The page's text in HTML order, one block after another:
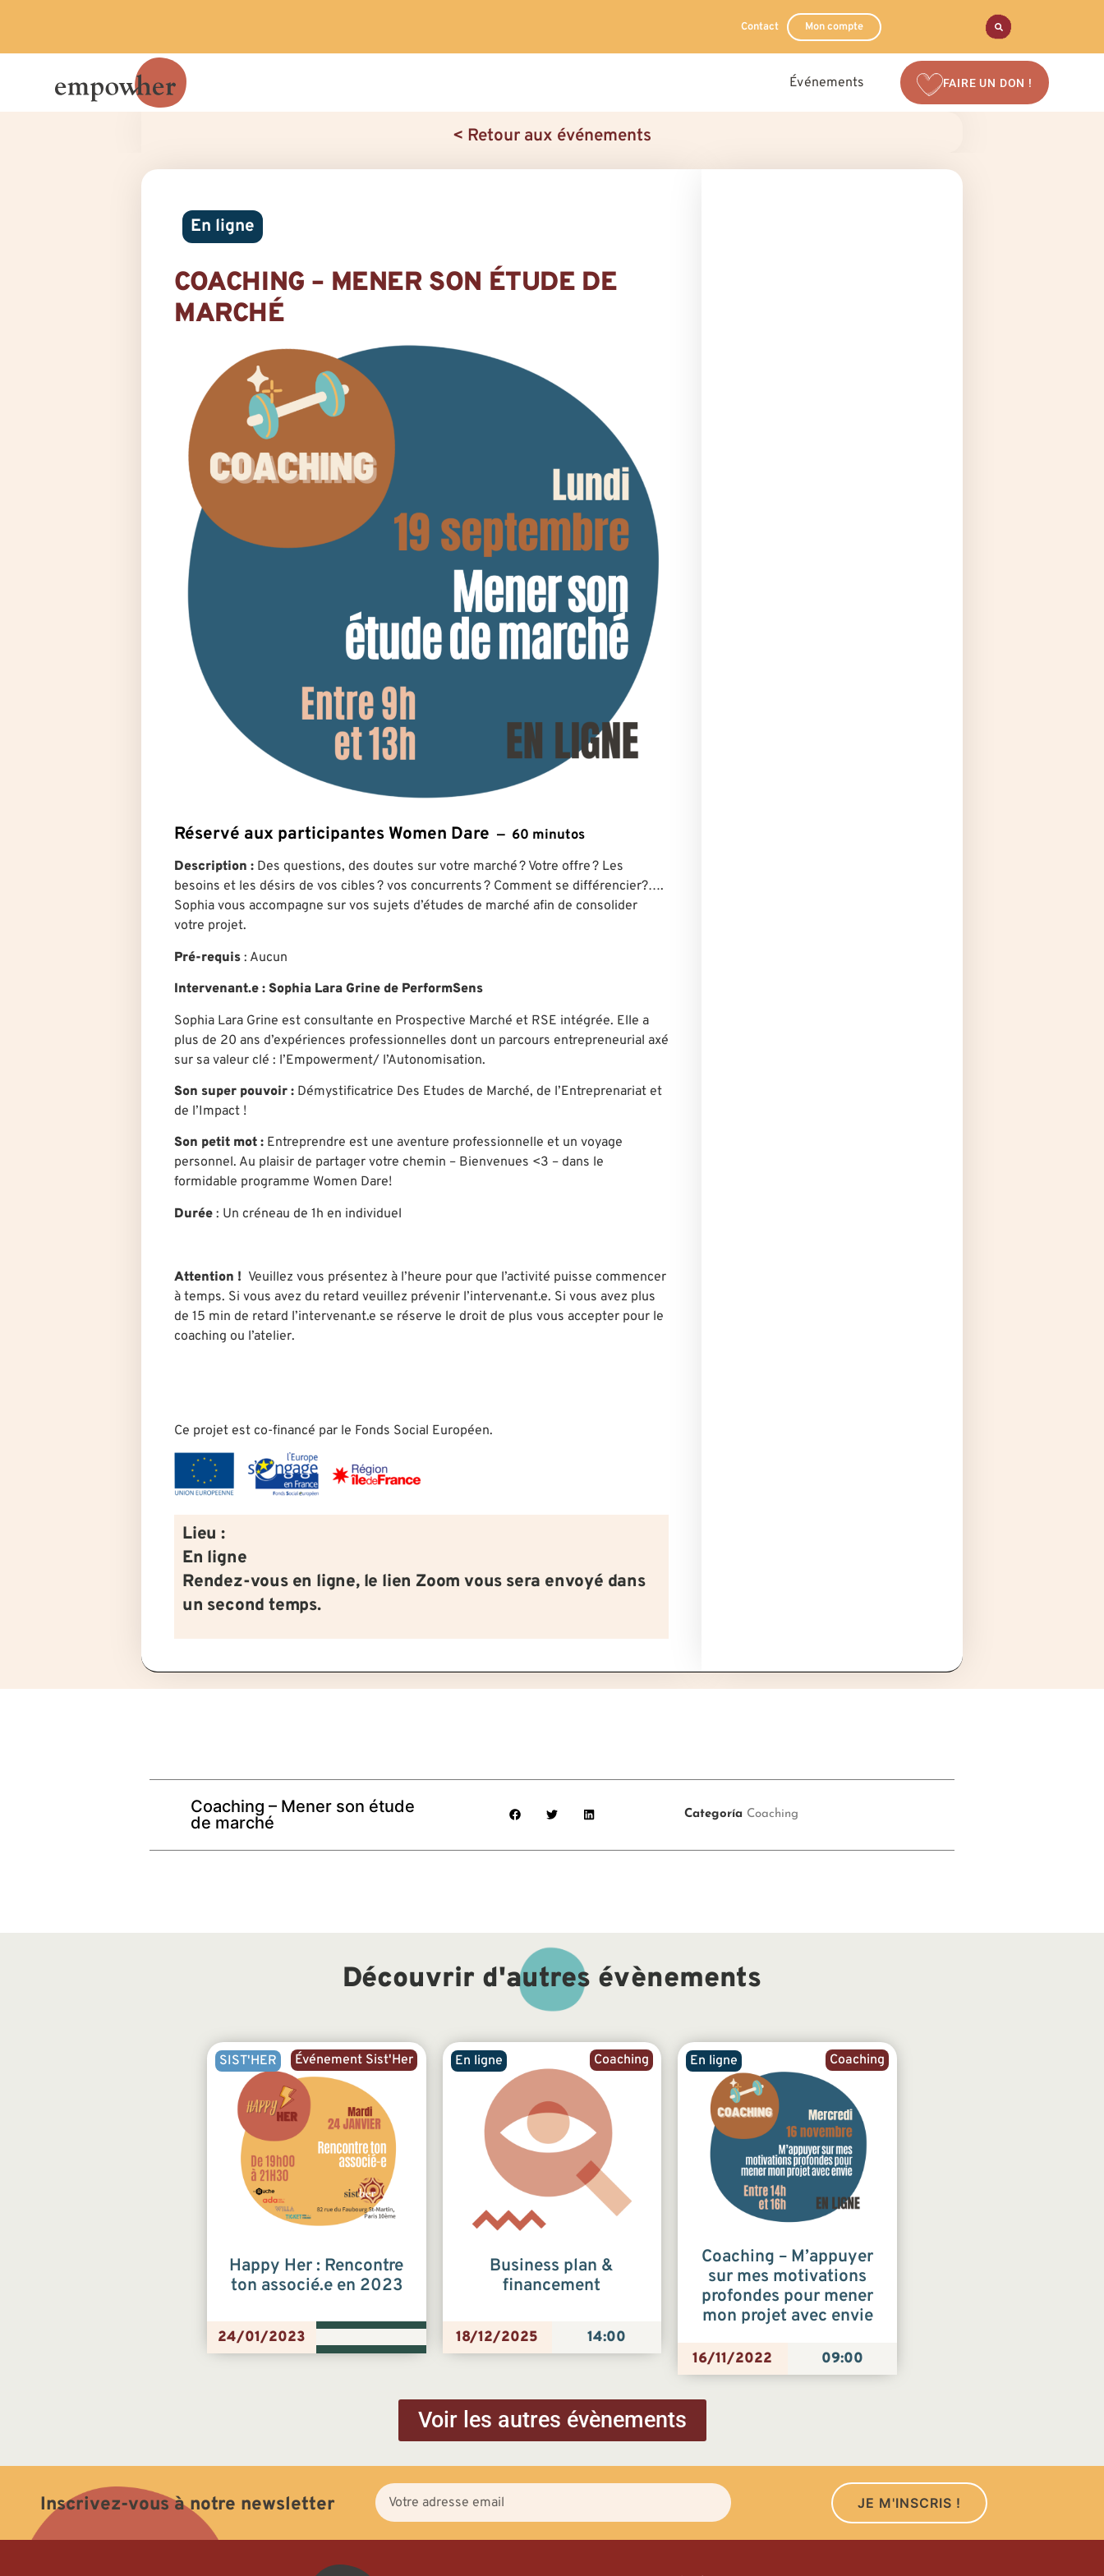
Contact Mon compte
Événements FAIRE UN DON !
< Retour aux événements
En ligne
COACHING – MENER SON ÉTUDE DE
MARCHÉ
Réservé aux participantes Women Dare 60 minutos
Description : Des questions, des doutes sur votre marché ? Votre offre ? Les
besoins et les désirs de vos cibles ? vos concurrents ? Comment se différencier?….
Sophia vous accompagne sur vos sujets d’études de marché afin de consolider
votre projet.
Pré-requis : Aucun
Intervenant.e : Sophia Lara Grine de PerformSens
Sophia Lara Grine est consultante en Prospective Marché et RSE intégrée. Elle a
plus de 20 ans d’expériences professionnelles dont un parcours entrepreneurial axé
sur sa valeur clé : l’Empowerment/ l’Autonomisation.
Son super pouvoir : Démystificatrice Des Etudes de Marché, de l’Entreprenariat et
de l’Impact !
Son petit mot : Entreprendre est une aventure professionnelle et un voyage
personnel. Au plaisir de partager votre chemin – Bienvenues <3 – dans le
formidable programme Women Dare!
Durée : Un créneau de 1h en individuel
Attention ! Veuillez vous présentez à l’heure pour que l’activité puisse commencer
à temps. Si vous avez du retard veuillez prévenir l’intervenant.e. Si vous avez plus
de 15 min de retard l’intervenant.e se réserve le droit de plus vous accepter pour le
coaching ou l’atelier.
Ce projet est co-financé par le Fonds Social Européen.
Lieu :
En ligne
Rendez-vous en ligne, le lien Zoom vous sera envoyé dans
un second temps.
Coaching – Mener son étude
de marché
Categoría Coaching
Découvrir d'autres évènements
Événement Sist'Her
SIST'HER
Happy Her : Rencontre
ton associé.e en 2023
24/01/2023
Coaching
En ligne
Business plan &
financement
18/12/2025 14:00
Coaching
En ligne
Coaching – M’appuyer
sur mes motivations
profondes pour mener
mon projet avec envie
16/11/2022 09:00
Voir les autres évènements
Inscrivez-vous à notre newsletter JE M'INSCRIS !